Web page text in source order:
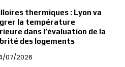
thermiques : Lyon va
la température
dans l’évaluation de la
des logements
07/2026